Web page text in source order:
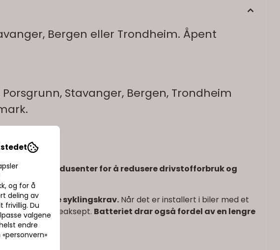
Bergen eller Trondheim. Åpent
Stavanger, Bergen, Trondheim
for bilprodusenter for å redusere drivstofforbruk og
har høye syklingskrav. Når det er installert i biler med et
dynamisk ladeaksept. Batteriet drar også fordel av en lengre
og for å
deling av
frivillig. Du
valgene
endre